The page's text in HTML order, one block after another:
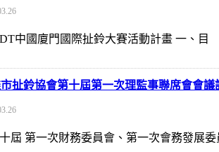
中國廈門國際扯鈴大賽活動計畫 一、
扯鈴協會第十屆第一次理監事聯席會會議
屆 第一次財務委員會、第一次會務發展